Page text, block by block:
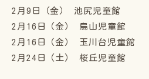
2月9日（金） 池尻児童館
2月16日（金） 烏山児童館
2月16日（金） 玉川台児童館
2月24日（土） 桜丘児童館